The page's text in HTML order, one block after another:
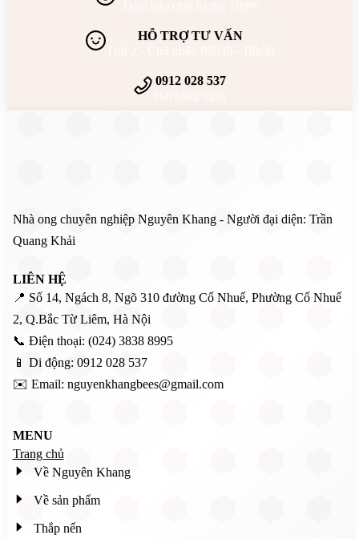
HỖ TRỢ TƯ VẤN
0912 028 537
Nhà ong chuyên nghiệp Nguyên Khang - Người đại diện: Trần
Quang Khải
LIÊN HỆ
📍 Số 14, Ngách 8, Ngõ 310 đường Cổ Nhuế, Phường Cổ Nhuế
2, Q.Bắc Từ Liêm, Hà Nội
📞 Điện thoại: (024) 3838 8995
📱 Di động: 0912 028 537
✉️ Email: nguyenkhangbees@gmail.com
MENU
Trang chủ
Về Nguyên Khang
Về sản phẩm
Thắp nến